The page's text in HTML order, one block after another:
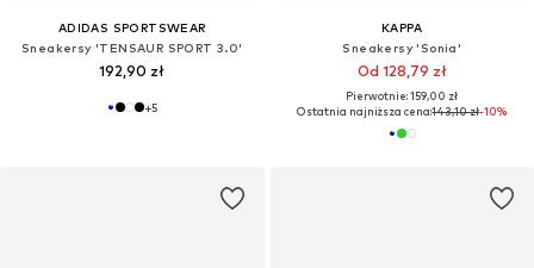
ADIDAS SPORTSWEAR
Sneakersy 'TENSAUR SPORT 3.0'
192,90 zł
+5
KAPPA
Sneakersy 'Sonia'
Od 128,79 zł
Pierwotnie: 159,00 zł
Ostatnia najniższa cena:143,10 zł-10%